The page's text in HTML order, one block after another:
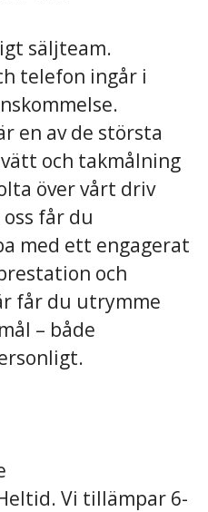
säljteam.
telefon ingår i
en av de största
och takmålning
över vårt driv
får du
med ett engagerat
och
får du utrymme
– både
Vi tillämpar 6-